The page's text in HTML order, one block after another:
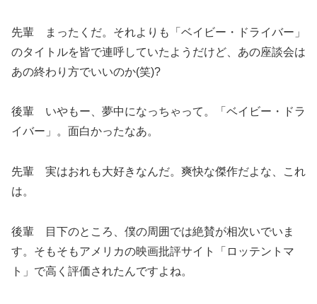
先輩 まったくだ。それよりも「ベイビー・ドライバー」
のタイトルを皆で連呼していたようだけど、あの座談会は
あの終わり方でいいのか(笑)?
後輩 いやもー、夢中になっちゃって。「ベイビー・ドラ
イバー」。面白かったなあ。
先輩 実はおれも大好きなんだ。爽快な傑作だよな、これ
は。
後輩 目下のところ、僕の周囲では絶賛が相次いでいま
す。そもそもアメリカの映画批評サイト「ロッテントマ
ト」で高く評価されたんですよね。